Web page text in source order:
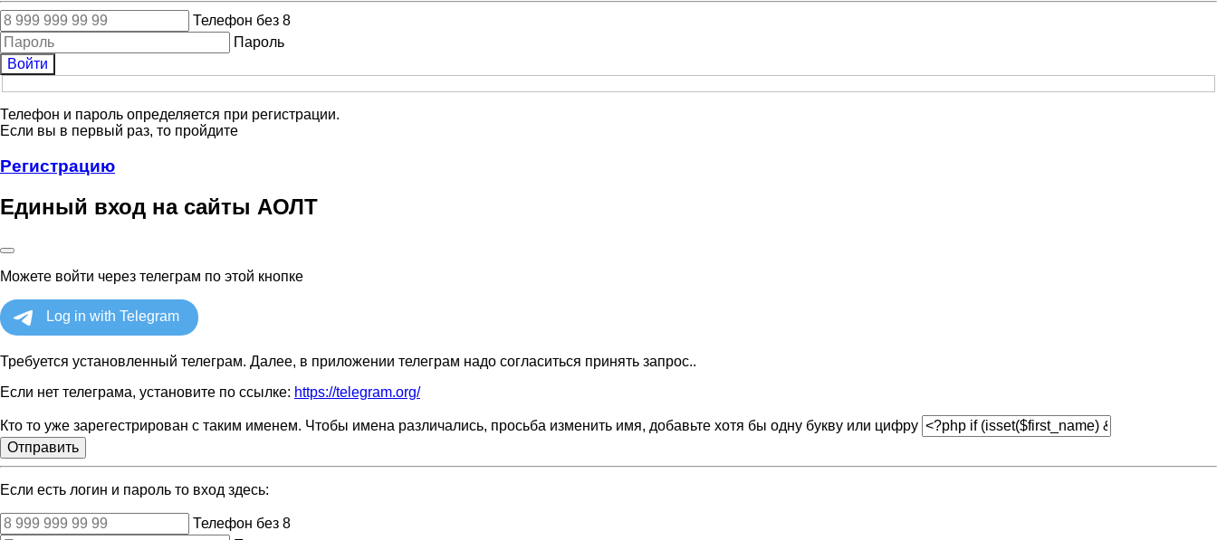
Телефон без 8
Пароль
Войти
Телефон и пароль определяется при регистрации.
Если вы в первый раз, то пройдите
Регистрацию
Единый вход на сайты АОЛТ
Можете войти через телеграм по этой кнопке
Требуется установленный телеграм. Далее, в приложении телеграм надо согласиться принять запрос..
Если нет телеграма, установите по ссылке: https://telegram.org/
Кто то уже зарегестрирован с таким именем. Чтобы имена различались, просьба изменить имя, добавьте хотя бы одну букву или цифру
Отправить
Если есть логин и пароль то вход здесь:
Телефон без 8